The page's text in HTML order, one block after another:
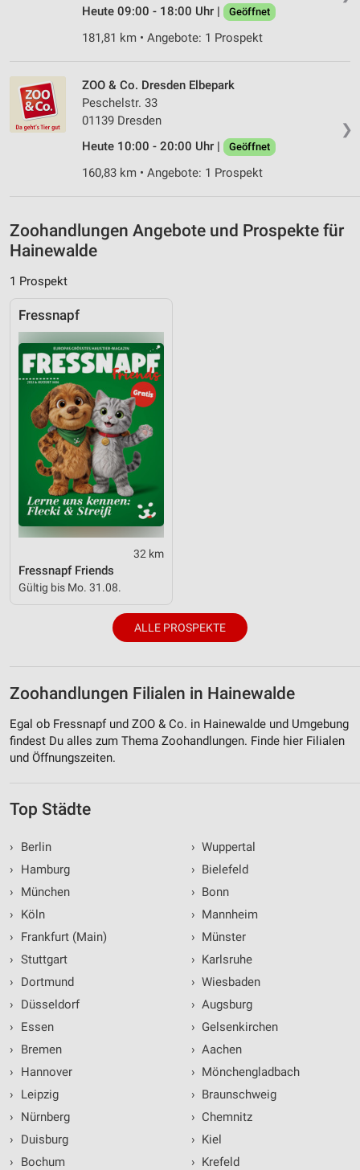
Heute 09:00 - 18:00 Uhr | Geöffnet
181,81 km • Angebote: 1 Prospekt
❯
ZOO & Co. Dresden Elbepark
Peschelstr. 33
01139 Dresden
Heute 10:00 - 20:00 Uhr |
Geöffnet
160,83 km • Angebote: 1 Prospekt
Zoohandlungen Angebote und Prospekte für
Hainewalde
1 Prospekt
Fressnapf
32 km
Fressnapf Friends
Gültig bis Mo. 31.08.
ALLE PROSPEKTE
Zoohandlungen Filialen in Hainewalde
Egal ob Fressnapf und ZOO & Co. in Hainewalde und Umgebung
findest Du alles zum Thema Zoohandlungen. Finde hier Filialen
und Öffnungszeiten.
Top Städte
›
Berlin
›
Hamburg
›
München
›
Köln
›
Frankfurt (Main)
› Stuttgart
›
Dortmund
›
Düsseldorf
›
Essen
›
Bremen
›
Hannover
›
Leipzig
›
Nürnberg
›
Duisburg
›
Bochum
› Wuppertal
› Bielefeld
› Bonn
› Mannheim
› Münster
› Karlsruhe
› Wiesbaden
› Augsburg
› Gelsenkirchen
› Aachen
› Mönchengladbach
› Braunschweig
› Chemnitz
› Kiel
› Krefeld
Geräte anhand von aktiv angeforderten
Informationen identifizieren
Notwendig
Performance